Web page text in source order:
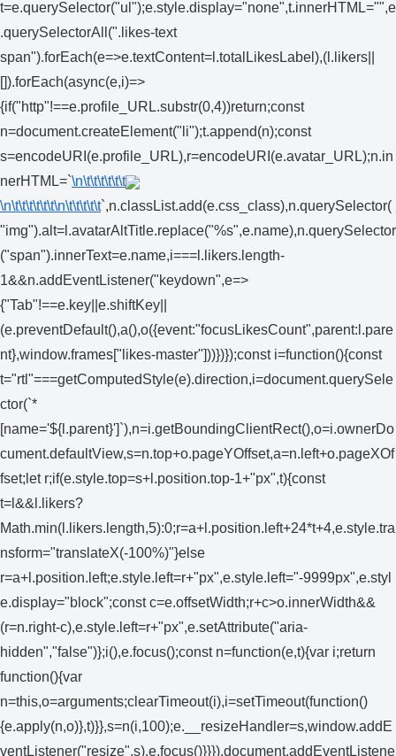
t=e.querySelector("ul");e.style.display="none",t.innerHTML="",e
.querySelectorAll(".likes-text
span").forEach(e=>e.textContent=l.totalLikesLabel),(l.likers||
[]).forEach(async(e,i)=>
{if("http"!==e.profile_URL.substr(0,4))return;const
n=document.createElement("li");t.append(n);const
s=encodeURI(e.profile_URL),r=encodeURI(e.avatar_URL);n.in
nerHTML=`\n\t\t\t\t\t\t
\n\t\t\t\t\t\t\n\t\t\t\t\t`,n.classList.add(e.css_class),n.querySelector(
"img").alt=l.avatarAltTitle.replace("%s",e.name),n.querySelector
("span").innerText=e.name,i===l.likers.length-
1&&n.addEventListener("keydown",e=>
{"Tab"!==e.key||e.shiftKey||
(e.preventDefault(),a(),o({event:"focusLikesCount",parent:l.pare
nt},window.frames["likes-master"]))})});const i=function(){const
t="rtl"===getComputedStyle(e).direction,i=document.querySele
ctor(`*
[name='${l.parent}']`),n=i.getBoundingClientRect(),o=i.ownerDo
cument.defaultView,s=n.top+o.pageYOffset,a=n.left+o.pageXOf
fset;let r;if(e.style.top=s+l.position.top-1+"px",t){const
t=l&&l.likers?
Math.min(l.likers.length,5):0;r=a+l.position.left+24*t+4,e.style.tra
nsform="translateX(-100%)"}else
r=a+l.position.left;e.style.left=r+"px",e.style.left="-9999px",e.styl
e.display="block";const c=e.offsetWidth;r+c>o.innerWidth&&
(r=n.right-c),e.style.left=r+"px",e.setAttribute("aria-
hidden","false")};i(),e.focus();const n=function(e,t){var i;return
function(){var
n=this,o=arguments;clearTimeout(i),i=setTimeout(function()
{e.apply(n,o)},t)}},s=n(i,100);e.__resizeHandler=s,window.addE
ventListener("resize",s),e.focus()}}}),document.addEventListene